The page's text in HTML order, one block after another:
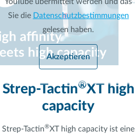
Sie die Datenschutzbestimmungen
gelesen haben.
Akzeptieren
Strep-Tactin®XT high
capacity
Strep-Tactin®XT high capacity ist eine